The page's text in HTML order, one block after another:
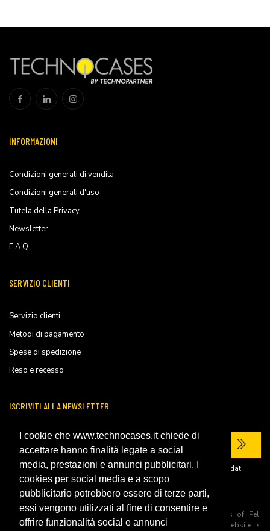
I cookie che www.technocases.it chiede di
accettare hanno finalità legate a social
media, prestazioni e annunci pubblicitari. I
cookies per social media e a scopo
pubblicitario potrebbero essere di terze parti,
essi vengono utilizzati al fine di consentire e
offrire funzionalità social e annunci
INFORMAZIONI
Condizioni generali di vendita
Condizioni generali d'uso
Tutela della Privacy
Newsletter
F.A.Q.
SERVIZIO CLIENTI
Servizio clienti
Metodi di pagamento
Spese di spedizione
Reso e recesso
ISCRIVITI ALLA NEWSLETTER
Ho letto laprivacy policy del sito e acconsento al trattamento dei miei dati
personali per ricevere comunicazioni commerciali.
All trademarks are registered and/or unregistered trademarks of Peli
Products, S.L.U. its parents, subsiadiries and affiliates. This website is